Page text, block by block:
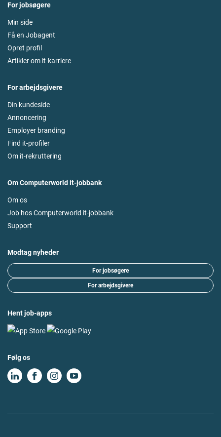
For jobsøgere
Min side
Få en Jobagent
Opret profil
Artikler om it-karriere
For arbejdsgivere
Din kundeside
Annoncering
Employer branding
Find it-profiler
Om it-rekruttering
Om Computerworld it-jobbank
Om os
Job hos Computerworld it-jobbank
Support
Modtag nyheder
For jobsøgere
For arbejdsgivere
Hent job-apps
Følg os